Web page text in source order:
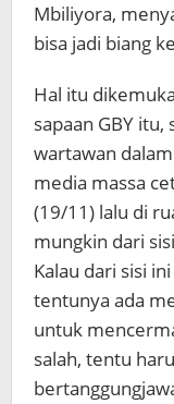
Mbiliyora,
bisa jadi biang
Hal itu
sapaan GBY
wartawan
media massa
(19/11) lalu di
mungkin dari
Kalau dari sisi
tentunya ada
untuk
salah, tentu